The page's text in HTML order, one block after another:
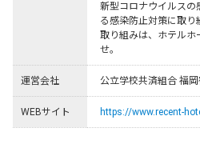
新型コロナウイルスの
る感染防止対策に取り
取り組みは、ホテルホ
せ。
運営会社 公立学校共済組合 福
WEBサイト https://www.recent-